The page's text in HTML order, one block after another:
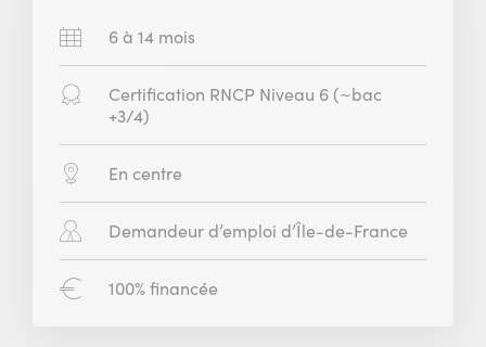
Durée 6 à 14 mois
DiplômeCertification RNCP Niveau 6 (~bac
+3/4)
ModalitéEn centre
Public Demandeur d’emploi d’Île-de-France
Financement100% financée